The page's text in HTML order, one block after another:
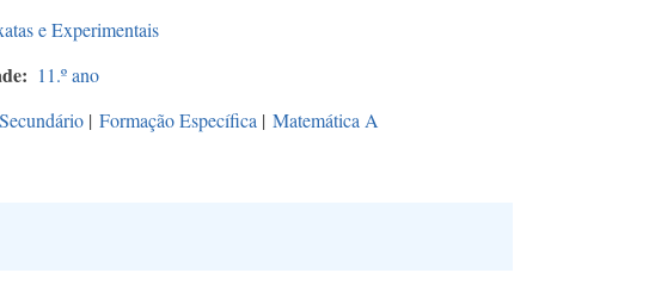
e Experimentais
11.º ano
Secundário | Formação Específica | Matemática A